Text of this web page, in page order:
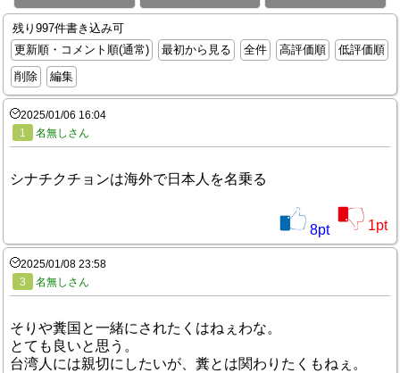
残り997件書き込み可
更新順・コメント順(通常)
最初から見る 全件 高評価順
低評価順
削除
編集
2025/01/06 16:04
1
名無しさん
シナチクチョンは海外で日本人を名乗る
8pt 1pt
2025/01/08 23:58
3
名無しさん
そりや糞国と一緒にされたくはねぇわな。
とても良いと思う。
台湾人には親切にしたいが、糞とは関わりたくもねぇ。